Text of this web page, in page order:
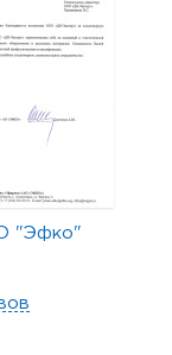
"Эфко"